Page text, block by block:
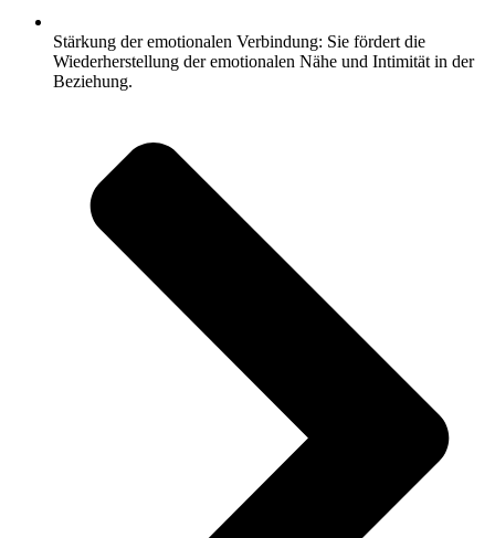
Stärkung der emotionalen Verbindung: Sie fördert die
Wiederherstellung der emotionalen Nähe und Intimität in der
Beziehung.